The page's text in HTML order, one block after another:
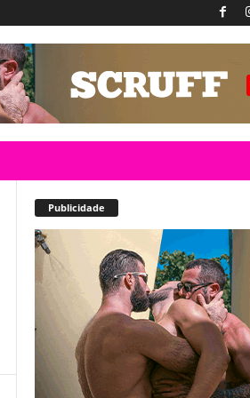
Publicidade